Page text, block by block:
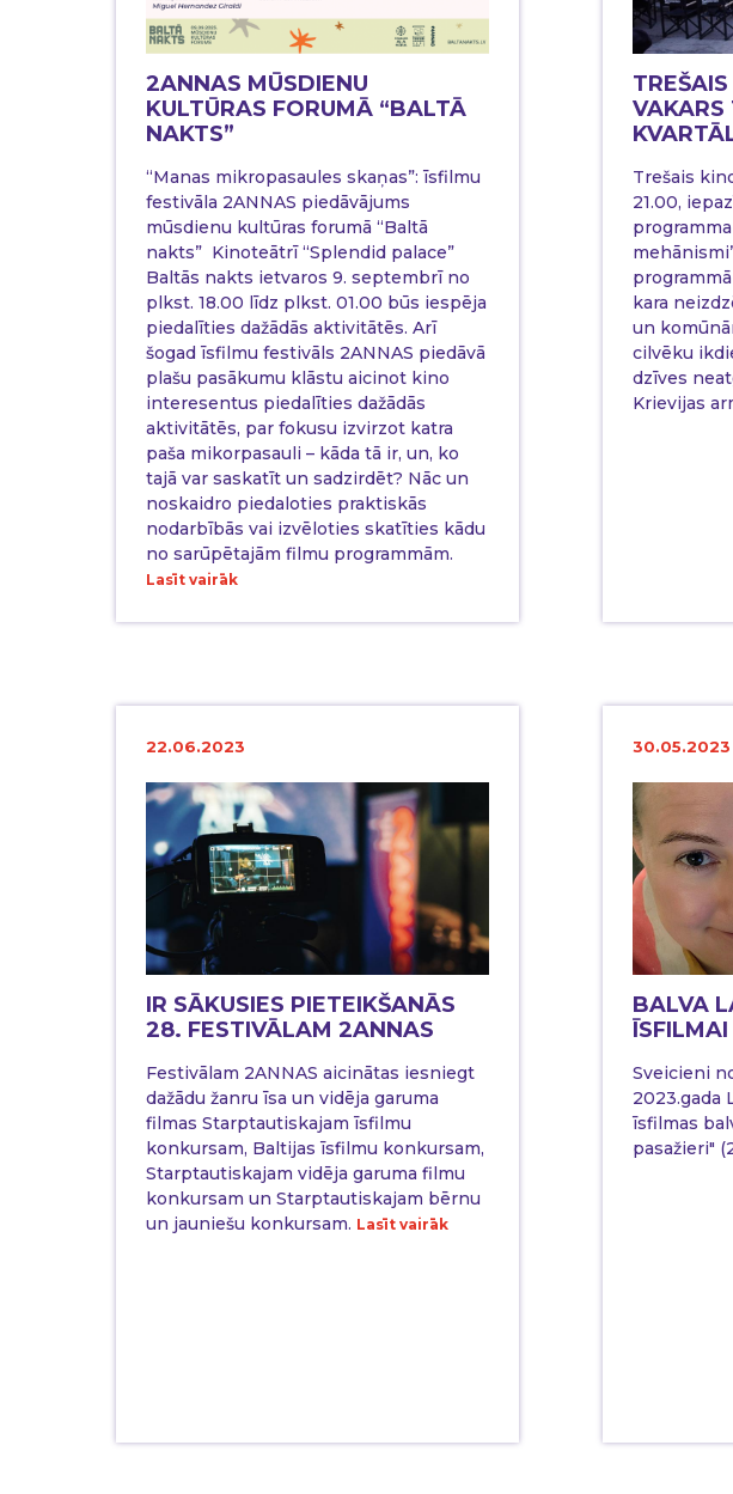
2ANNAS MŪSDIENU
KULTŪRAS FORUMĀ “BALTĀ
NAKTS”
“Manas mikropasaules skaņas”: īsfilmu
festivāla 2ANNAS piedāvājums
mūsdienu kultūras forumā “Baltā
nakts” Kinoteātrī “Splendid palace”
Baltās nakts ietvaros 9. septembrī no
plkst. 18.00 līdz plkst. 01.00 būs iespēja
piedalīties dažādās aktivitātēs. Arī
šogad īsfilmu festivāls 2ANNAS piedāvā
plašu pasākumu klāstu aicinot kino
interesentus piedalīties dažādās
aktivitātēs, par fokusu izvirzot katra
paša mikorpasauli – kāda tā ir, un, ko
tajā var saskatīt un sadzirdēt? Nāc un
noskaidro piedaloties praktiskās
nodarbībās vai izvēloties skatīties kādu
no sarūpētajām filmu programmām.
Lasīt vairāk
VAKARS
Trešais
21.00,
kara
un
cilvēku
dzīves
Krievijas
22.06.2023
IR SĀKUSIES PIETEIKŠANĀS
28. FESTIVĀLAM 2ANNAS
Festivālam 2ANNAS aicinātas iesniegt
dažādu žanru īsa un vidēja garuma
filmas Starptautiskajam īsfilmu
konkursam, Baltijas īsfilmu konkursam,
Starptautiskajam vidēja garuma filmu
konkursam un Starptautiskajam bērnu
un jauniešu konkursam. Lasīt vairāk
30.05.2023
BALVA
Sveicieni
2023.gada
īsfilmas
pasažieri"